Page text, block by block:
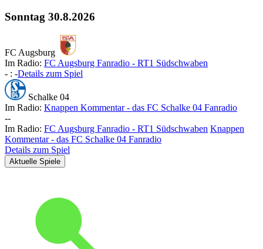
Sonntag 30.8.2026
FC Augsburg
Im Radio: FC Augsburg Fanradio - RT1 Südschwaben
- : -Details zum Spiel
Schalke 04
Im Radio: Knappen Kommentar - das FC Schalke 04 Fanradio
--
Im Radio: FC Augsburg Fanradio - RT1 Südschwaben Knappen
Kommentar - das FC Schalke 04 Fanradio
Details zum Spiel
Aktuelle Spiele